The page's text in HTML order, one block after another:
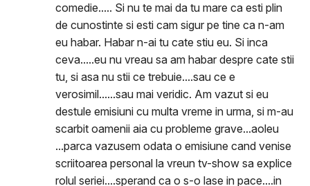
comedie..... Si nu te mai da tu mare ca esti plin
de cunostinte si esti cam sigur pe tine ca n-am
eu habar. Habar n-ai tu cate stiu eu. Si inca
ceva.....eu nu vreau sa am habar despre cate stii
tu, si asa nu stii ce trebuie....sau ce e
verosimil......sau mai veridic. Am vazut si eu
destule emisiuni cu multa vreme in urma, si m-au
scarbit oamenii aia cu probleme grave...aoleu
...parca vazusem odata o emisiune cand venise
scriitoarea personal la vreun tv-show sa explice
rolul seriei....sperand ca o s-o lase in pace....in